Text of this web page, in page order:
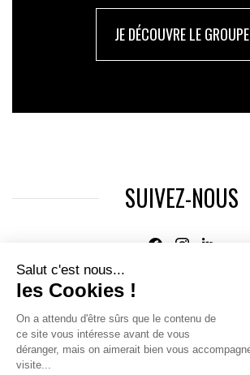
JE DÉCOUVRE LE GROUPE
SUIVEZ-NOUS